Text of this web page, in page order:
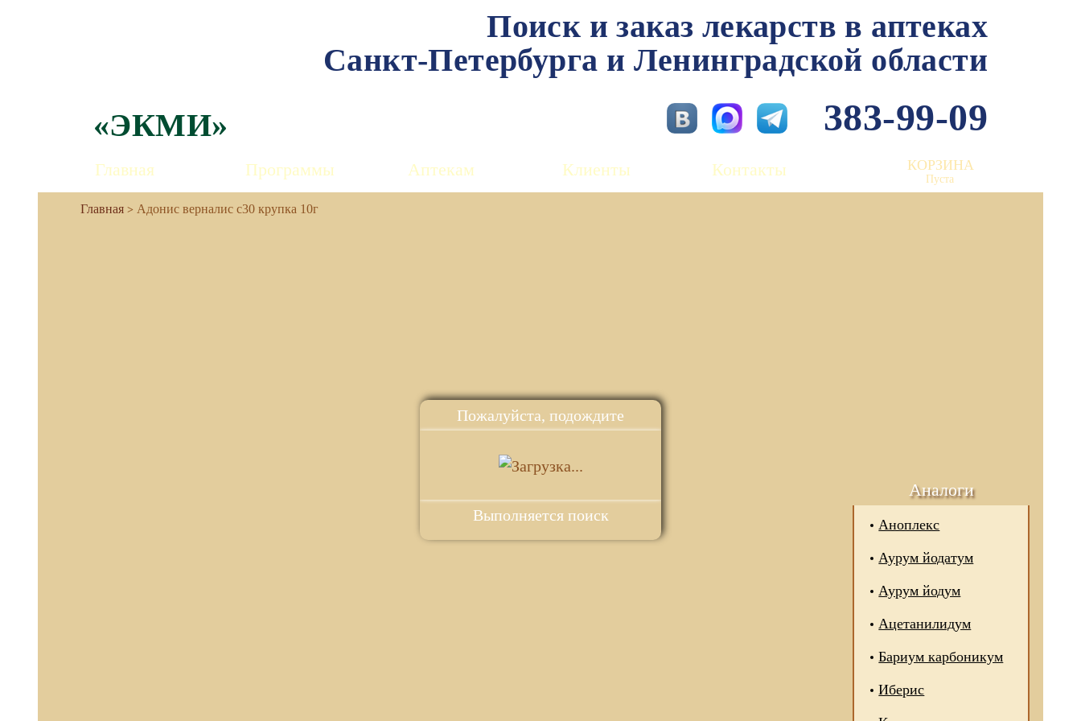
Пожалуйста, подождите
Выполняется поиск
Поиск и заказ лекарств в аптеках
Санкт-Петербурга и Ленинградской области
383-99-09
«ЭКМИ»
Главная Программы Аптекам Клиенты Контакты КОРЗИНА
Пуста
Адонис верналис с30 крупка 10г
Аналоги
Аноплекс
Аурум йодатум
Аурум йодум
Ацетанилидум
Бариум карбоникум
Иберис